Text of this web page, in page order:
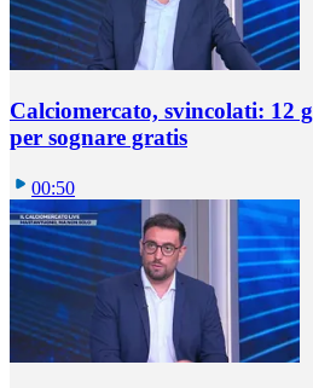
Calciomercato, svincolati: 12
per sognare gratis
00:50